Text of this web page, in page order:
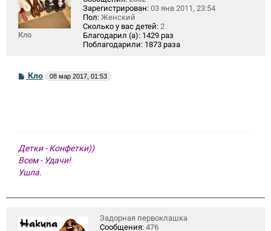
Кло
Зарегистрирован: 03 янв 2011, 23:54
Пол: Женский
Сколько у вас детей: 2
Благодарил (а): 1429 раз
Поблагодарили: 1873 раза
СКло 08 мар 2017, 01:53
Детки - Конфетки))
Всем - Удачи!
Ушла.
Задорная первоклашка
Сообщения: 476